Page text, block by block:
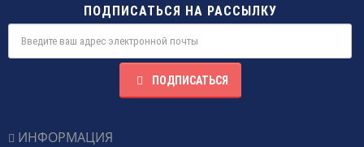
ПОДПИСАТЬСЯ НА РАССЫЛКУ
ПОДПИСАТЬСЯ
ИНФОРМАЦИЯ